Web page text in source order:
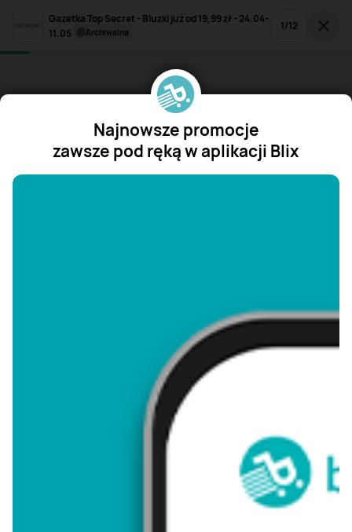
Gazetka Top Secret - Bluzki już od 19,99 zł - 24.04-
11.05
archiwalna 1/12
Najnowsze promocje
zawsze pod ręką w aplikacji Blix
"/>